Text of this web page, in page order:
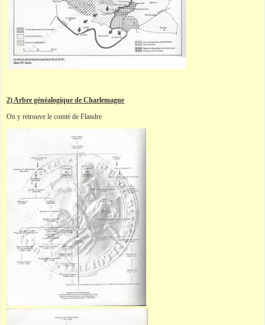
2) Arbre généalogique de Charlemagne
On y retrouve le comté de Flandre